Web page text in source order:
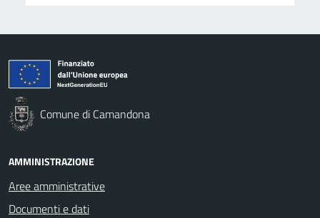
Comune di Camandona
AMMINISTRAZIONE
Aree amministrative
Documenti e dati